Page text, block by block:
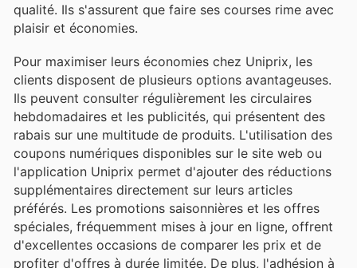
qualité. Ils s'assurent que faire ses courses rime avec
plaisir et économies.
Pour maximiser leurs économies chez Uniprix, les
clients disposent de plusieurs options avantageuses.
Ils peuvent consulter régulièrement les circulaires
hebdomadaires et les publicités, qui présentent des
rabais sur une multitude de produits. L'utilisation des
coupons numériques disponibles sur le site web ou
l'application Uniprix permet d'ajouter des réductions
supplémentaires directement sur leurs articles
préférés. Les promotions saisonnières et les offres
spéciales, fréquemment mises à jour en ligne, offrent
d'excellentes occasions de comparer les prix et de
profiter d'offres à durée limitée. De plus, l'adhésion à